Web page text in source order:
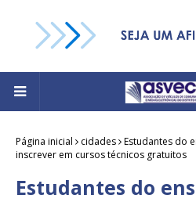
Página inicial cidades Estudantes do
inscrever em cursos técnicos gratuitos
Estudantes do